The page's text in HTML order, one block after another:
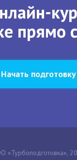
прямо
Начать подготовку
«Турбоподготовка»,